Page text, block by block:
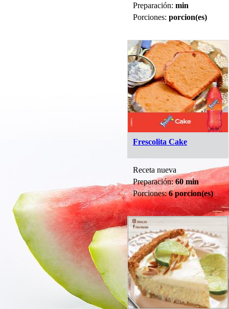
Preparación: min
Porciones: porcion(es)
Frescolita Cake
Receta nueva
Preparación:60 min
Porciones:6 porcion(es)